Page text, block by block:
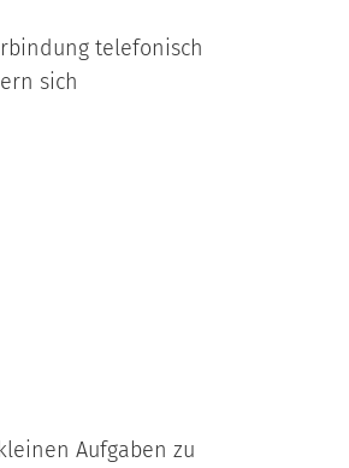
telefonisch
sich
Aufgaben zu